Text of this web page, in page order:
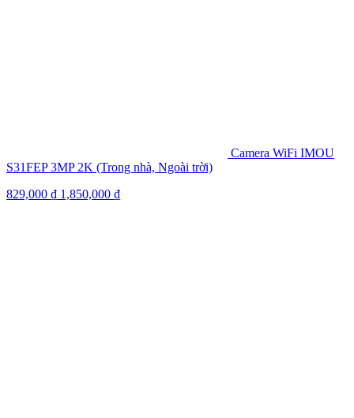
Camera WiFi IMOU
S31FEP 3MP 2K (Trong nhà, Ngoài trời)
829,000 ₫ 1,850,000 ₫